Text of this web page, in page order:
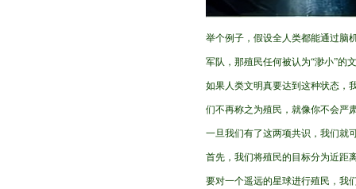
举个例子，假设全人类都能通过脑
军队，那殖民任何被认为“渺小”的
如果人类文明真要达到这种状态，
们不再称之为殖民，就像你不会严
一旦我们有了这两项共识，我们就
首先，我们将殖民的目标分为近距
要对一个遥远的星球进行殖民，我